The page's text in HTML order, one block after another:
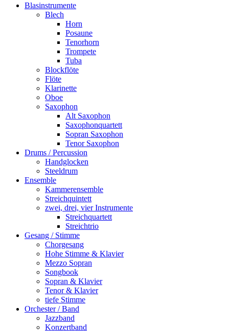
Blasinstrumente
Blech
Horn
Posaune
Tenorhorn
Trompete
Tuba
Blockflöte
Flöte
Klarinette
Oboe
Saxophon
Alt Saxophon
Saxophonquartett
Sopran Saxophon
Tenor Saxophon
Drums / Percussion
Handglocken
Steeldrum
Ensemble
Kammerensemble
Streichquintett
zwei, drei, vier Instrumente
Streichquartett
Streichtrio
Gesang / Stimme
Chorgesang
Hohe Stimme & Klavier
Mezzo Sopran
Songbook
Sopran & Klavier
Tenor & Klavier
tiefe Stimme
Orchester / Band
Jazzband
Konzertband